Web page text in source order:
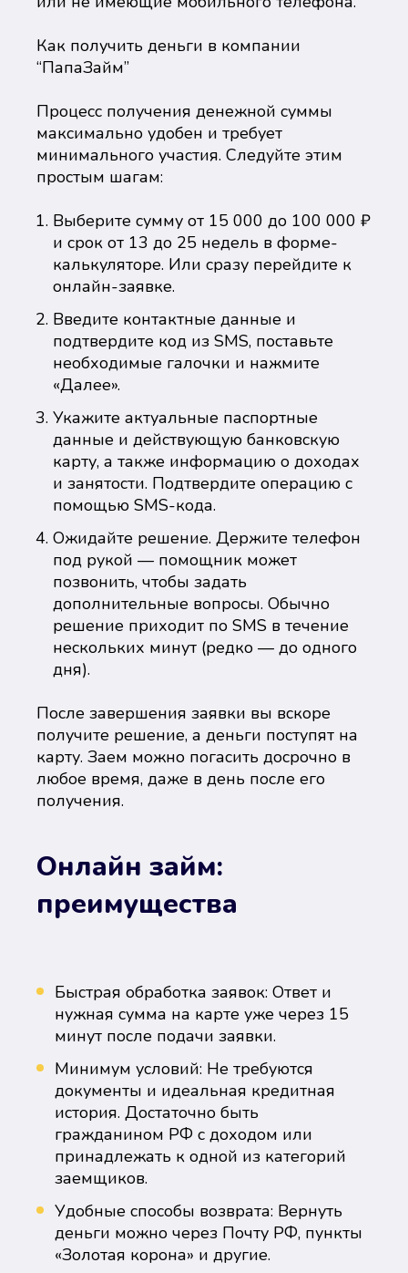
Как получить деньги в компании
“ПапаЗайм”
Процесс получения денежной суммы
максимально удобен и требует
минимального участия. Следуйте этим
простым шагам:
Выберите сумму от 15 000 до 100 000 ₽
и срок от 13 до 25 недель в форме-
калькуляторе. Или сразу перейдите к
онлайн-заявке.
Введите контактные данные и
подтвердите код из SMS, поставьте
необходимые галочки и нажмите
«Далее».
Укажите актуальные паспортные
данные и действующую банковскую
карту, а также информацию о доходах
и занятости. Подтвердите операцию с
помощью SMS-кода.
Ожидайте решение. Держите телефон
под рукой — помощник может
позвонить, чтобы задать
дополнительные вопросы. Обычно
решение приходит по SMS в течение
нескольких минут (редко — до одного
дня).
После завершения заявки вы вскоре
получите решение, а деньги поступят на
карту. Заем можно погасить досрочно в
любое время, даже в день после его
получения.
Онлайн займ:
преимущества
Быстрая обработка заявок: Ответ и
нужная сумма на карте уже через 15
минут после подачи заявки.
Минимум условий: Не требуются
документы и идеальная кредитная
история. Достаточно быть
гражданином РФ с доходом или
принадлежать к одной из категорий
заемщиков.
Удобные способы возврата: Вернуть
деньги можно через Почту РФ, пункты
«Золотая корона» и другие.